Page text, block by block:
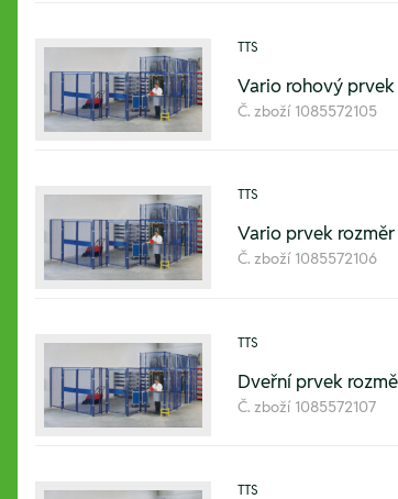
TTS
Vario rohový
Č. zboží 1085572105
TTS
Vario prvek
Č. zboží 1085572106
TTS
Dveřní prvek
Č. zboží 1085572107
TTS